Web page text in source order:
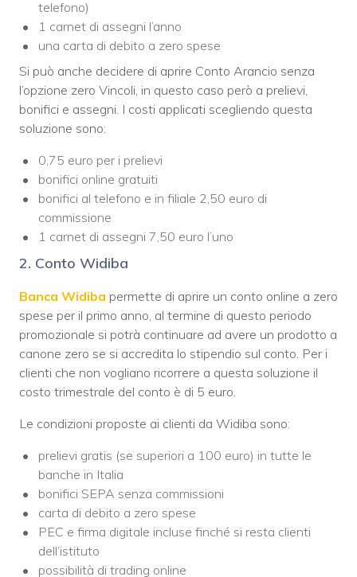
telefono)
1 carnet di assegni l’anno
una carta di debito a zero spese
Si può anche decidere di aprire Conto Arancio senza
l’opzione zero Vincoli, in questo caso però a prelievi,
bonifici e assegni. I costi applicati scegliendo questa
soluzione sono:
0,75 euro per i prelievi
bonifici online gratuiti
bonifici al telefono e in filiale 2,50 euro di
commissione
1 carnet di assegni 7,50 euro l’uno
2. Conto Widiba
Banca Widiba permette di aprire un conto online a zero
spese per il primo anno, al termine di questo periodo
promozionale si potrà continuare ad avere un prodotto a
canone zero se si accredita lo stipendio sul conto. Per i
clienti che non vogliano ricorrere a questa soluzione il
costo trimestrale del conto è di 5 euro.
Le condizioni proposte ai clienti da Widiba sono:
prelievi gratis (se superiori a 100 euro) in tutte le
banche in Italia
bonifici SEPA senza commissioni
carta di debito a zero spese
PEC e firma digitale incluse finché si resta clienti
dell’istituto
possibilità di trading online